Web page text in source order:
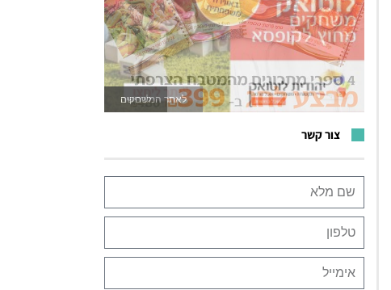
לאתר המשחקים
צור קשר